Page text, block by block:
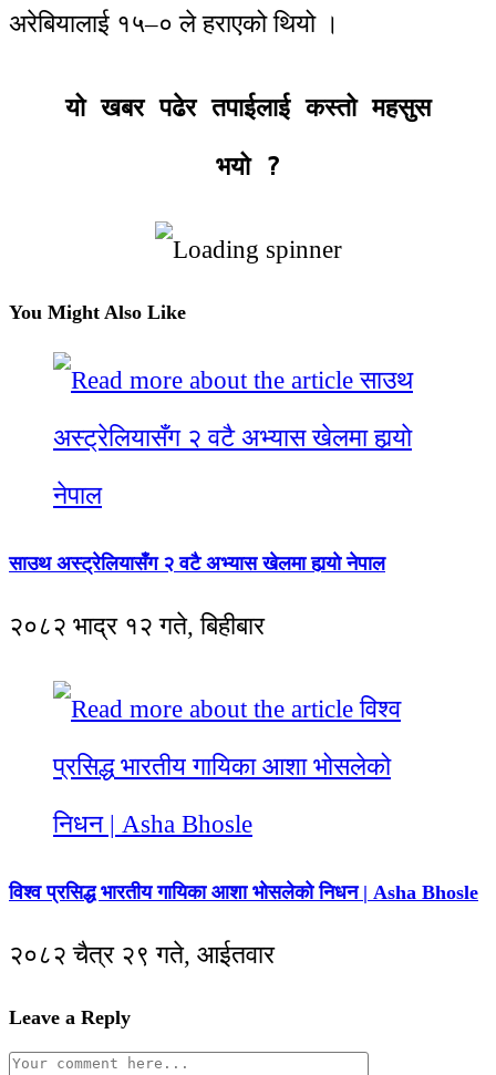
अरेबियालाई १५–० ले हराएको थियो ।
यो खबर पढेर तपाईलाई कस्तो महसुस
भयो?
You Might Also Like
साउथ अस्ट्रेलियासँग २ वटै अभ्यास खेलमा हार्‍याे नेपाल
२०८२ भाद्र १२ गते, बिहीबार
विश्व प्रसिद्ध भारतीय गायिका आशा भोसलेको निधन | Asha Bhosle
२०८२ चैत्र २९ गते, आईतवार
Leave a Reply